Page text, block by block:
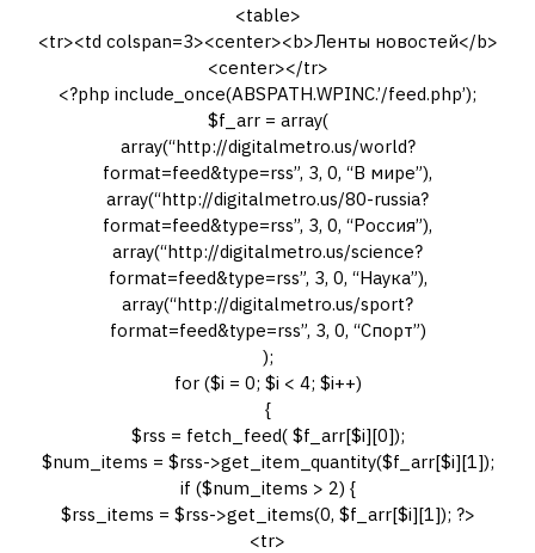
<table>
<tr><td colspan=3><center><b>Ленты новостей</b>
<center></tr>
<?php include_once(ABSPATH.WPINC.’/feed.php’);
$f_arr = array(
array(“http://digitalmetro.us/world?
format=feed&type=rss”, 3, 0, “В мире”),
array(“http://digitalmetro.us/80-russia?
format=feed&type=rss”, 3, 0, “Россия”),
array(“http://digitalmetro.us/science?
format=feed&type=rss”, 3, 0, “Наука”),
array(“http://digitalmetro.us/sport?
format=feed&type=rss”, 3, 0, “Спорт”)
);
for ($i = 0; $i < 4; $i++)
{
$rss = fetch_feed( $f_arr[$i][0]);
$num_items = $rss->get_item_quantity($f_arr[$i][1]);
if ($num_items > 2) {
$rss_items = $rss->get_items(0, $f_arr[$i][1]); ?>
<tr>